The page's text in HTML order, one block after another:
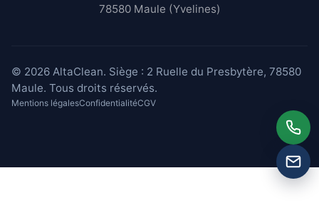
78580 Maule (Yvelines)
© 2026 AltaClean. Siège : 2 Ruelle du Presbytère, 78580
Maule. Tous droits réservés.
Mentions légalesConfidentialitéCGV